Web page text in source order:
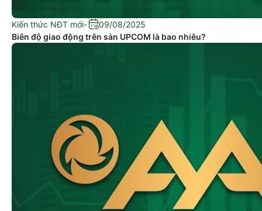
Kiến thức NĐT mới-
09/08/2025
Biên độ giao động trên sàn UPCOM là bao nhiêu?